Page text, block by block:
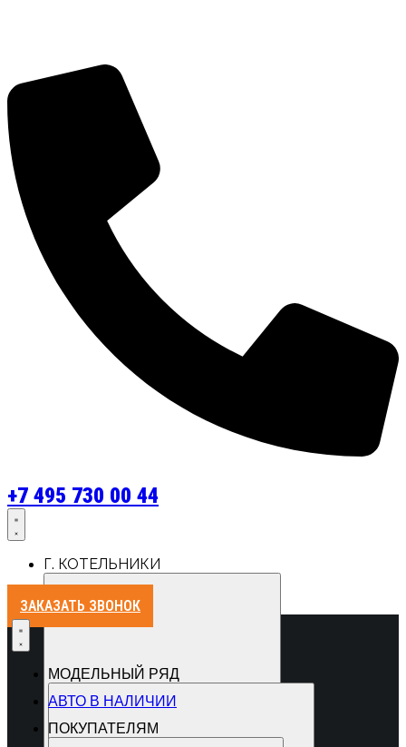
+7 495 730 00 44
Г. КОТЕЛЬНИКИ
ЗАКАЗАТЬ ЗВОНОК
МОДЕЛЬНЫЙ РЯД
АВТО В НАЛИЧИИ
ПОКУПАТЕЛЯМ